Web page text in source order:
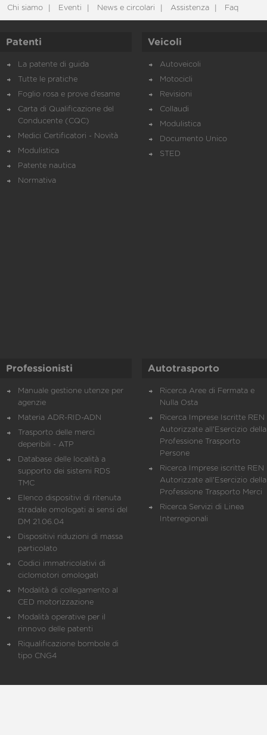
Chi siamo Eventi News e circolari Assistenza Faq
Patenti
La patente di guida
Tutte le pratiche
Foglio rosa e prove d’esame
Carta di Qualificazione del
Conducente (CQC)
Medici Certificatori - Novità
Modulistica
Patente nautica
Normativa
Veicoli
Autoveicoli
Motocicli
Revisioni
Collaudi
Modulistica
Documento Unico
STED
Professionisti
Manuale gestione utenze per
agenzie
Materia ADR-RID-ADN
Trasporto delle merci
deperibili - ATP
Database delle località a
supporto dei sistemi RDS
TMC
Elenco dispositivi di ritenuta
stradale omologati ai sensi del
DM 21.06.04
Dispositivi riduzioni di massa
particolato
Codici immatricolativi di
ciclomotori omologati
Modalità di collegamento al
CED motorizzazione
Modalità operative per il
rinnovo delle patenti
Riqualificazione bombole di
tipo CNG4
Autotrasporto
Ricerca Aree di Fermata e
Nulla Osta
Ricerca Imprese Iscritte REN
Autorizzate all'Esercizio della
Professione Trasporto
Persone
Ricerca Imprese iscritte REN
Autorizzate all'Esercizio della
Professione Trasporto Merci
Ricerca Servizi di Linea
Interregionali